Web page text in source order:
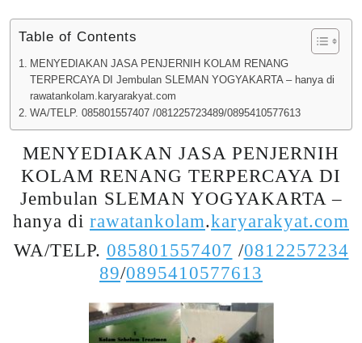
Table of Contents
MENYEDIAKAN JASA PENJERNIH KOLAM RENANG
TERPERCAYA DI Jembulan SLEMAN YOGYAKARTA – hanya di
rawatankolam.karyarakyat.com
WA/TELP. 085801557407 /081225723489/0895410577613
MENYEDIAKAN JASA PENJERNIH
KOLAM RENANG TERPERCAYA DI
Jembulan SLEMAN YOGYAKARTA –
hanya di rawatankolam.karyarakyat.com
WA/TELP. 085801557407 /0812257234
89/0895410577613